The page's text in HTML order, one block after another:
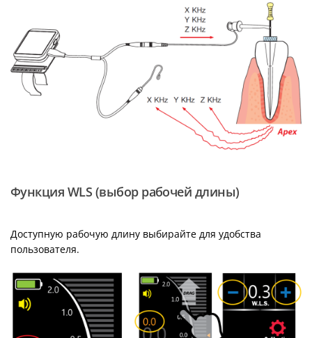
Функция WLS (выбор рабочей длины)
Доступную рабочую длину выбирайте для удобства
пользователя.